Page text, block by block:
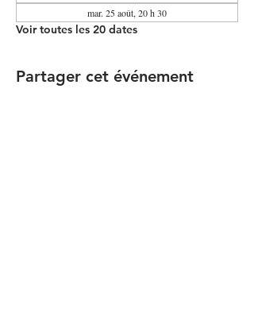
mar. 25 août, 20 h 30
Voir toutes les 20 dates
Partager cet événement